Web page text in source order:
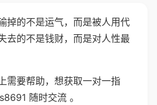
掉的不是运气，而是被人用代
去的不是钱财，而是对人性最
需要帮助，想获取一对一指
随时交流 。